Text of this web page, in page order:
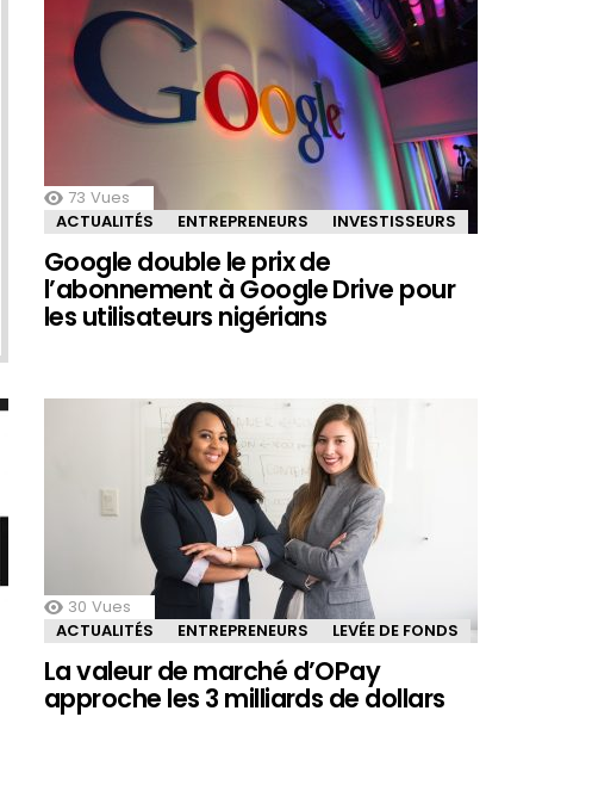
73 Vues
ACTUALITÉS
ENTREPRENEURS INVESTISSEURS
Google double le prix de
l’abonnement à Google Drive pour
les utilisateurs nigérians
30 Vues
ACTUALITÉS
ENTREPRENEURS LEVÉE DE FONDS
La valeur de marché d’OPay
approche les 3 milliards de dollars